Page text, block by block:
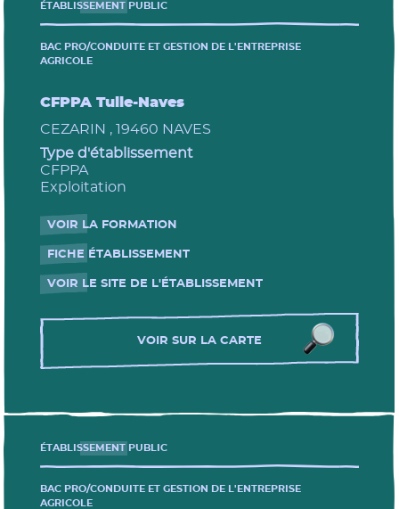
Les journées portes ouvertes
ÉTABLISSEMENT PUBLIC
BAC PRO/CONDUITE ET GESTION DE L'ENTREPRISE
AGRICOLE
CFPPA Tulle-Naves
CEZARIN , 19460 NAVES
Type d'établissement
CFPPA
Exploitation
VOIR LA FORMATION
- Nouvelle fenêtre
FICHE ÉTABLISSEMENT
- Nouvelle fenêtre
VOIR LE SITE DE L'ÉTABLISSEMENT
- Nouvelle fenêtre
VOIR SUR LA CARTE
ÉTABLISSEMENT PUBLIC
BAC PRO/CONDUITE ET GESTION DE L'ENTREPRISE
AGRICOLE